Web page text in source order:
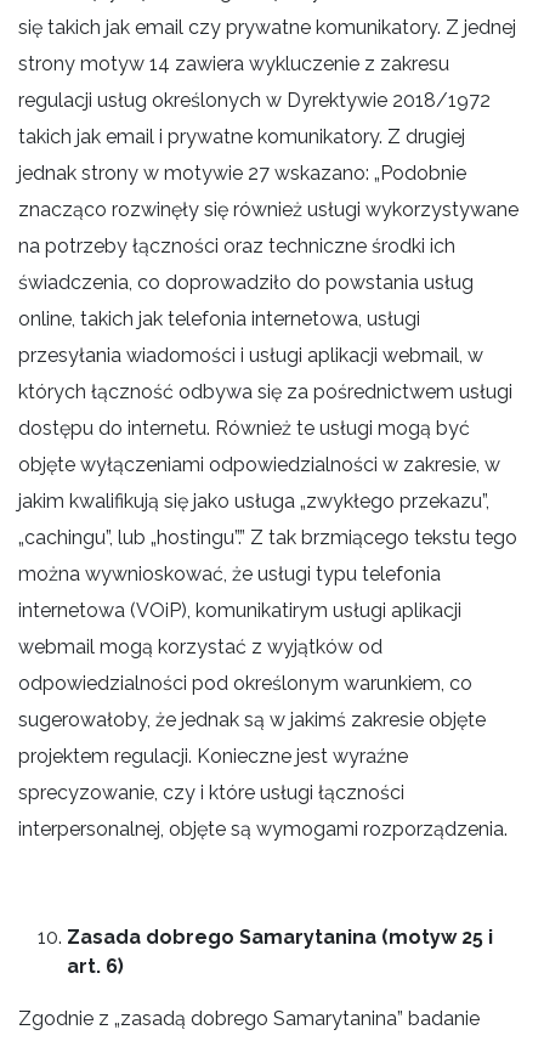
się takich jak email czy prywatne komunikatory. Z jednej
strony motyw 14 zawiera wykluczenie z zakresu
regulacji usług określonych w Dyrektywie 2018/1972
takich jak email i prywatne komunikatory. Z drugiej
jednak strony w motywie 27 wskazano: „Podobnie
znacząco rozwinęły się również usługi wykorzystywane
na potrzeby łączności oraz techniczne środki ich
świadczenia, co doprowadziło do powstania usług
online, takich jak telefonia internetowa, usługi
przesyłania wiadomości i usługi aplikacji webmail, w
których łączność odbywa się za pośrednictwem usługi
dostępu do internetu. Również te usługi mogą być
objęte wyłączeniami odpowiedzialności w zakresie, w
jakim kwalifikują się jako usługa „zwykłego przekazu”,
„cachingu”, lub „hostingu”.” Z tak brzmiącego tekstu tego
można wywnioskować, że usługi typu telefonia
internetowa (VOiP), komunikatirym usługi aplikacji
webmail mogą korzystać z wyjątków od
odpowiedzialności pod określonym warunkiem, co
sugerowałoby, że jednak są w jakimś zakresie objęte
projektem regulacji. Konieczne jest wyraźne
sprecyzowanie, czy i które usługi łączności
interpersonalnej, objęte są wymogami rozporządzenia.
Zasada dobrego Samarytanina (motyw 25 i
art. 6)
Zgodnie z „zasadą dobrego Samarytanina” badanie